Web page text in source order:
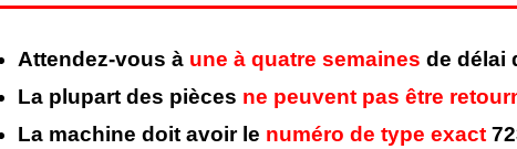
Attendez-vous à une à quatre semaines de délai
La plupart des pièces ne peuvent pas être
La machine doit avoir le numéro de type exact